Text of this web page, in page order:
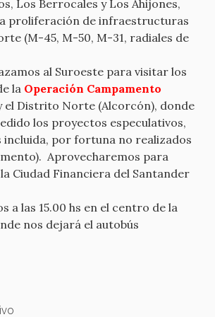
Los Berrocales y Los Ahijones,
proliferación de infraestructuras
(M-45, M-50, M-31, radiales de
al Suroeste para visitar los
la Operación Campamento
el Distrito Norte (Alcorcón), donde
los proyectos especulativos,
incluida, por fortuna no realizados
Aprovecharemos para
Ciudad Financiera del Santander
a las 15.00 hs en el centro de la
nos dejará el autobús